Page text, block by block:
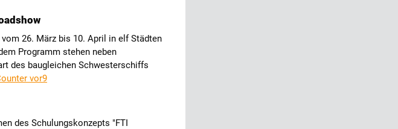
26. März bis 10. April in elf Städten
Programm stehen neben
des baugleichen Schwesterschiffs
vor9
des Schulungskonzepts "FTI